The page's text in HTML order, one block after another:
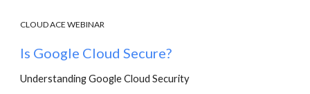
CLOUD ACE WEBINAR
Is Google Cloud Secure?
Understanding Google Cloud Security